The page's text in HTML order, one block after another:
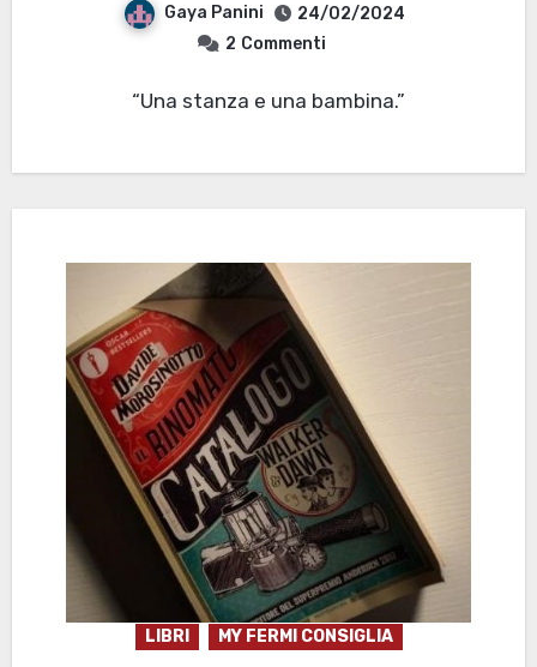
Gaya Panini
24/02/2024
2 Commenti
“Una stanza e una bambina.”
LIBRI MY FERMI CONSIGLIA